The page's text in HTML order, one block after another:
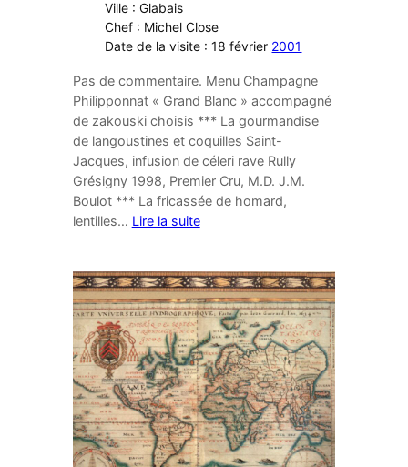
Ville : Glabais
Chef : Michel Close
Date de la visite : 18 février 2001
Pas de commentaire. Menu Champagne
Philipponnat « Grand Blanc » accompagné
de zakouski choisis *** La gourmandise
de langoustines et coquilles Saint-
Jacques, infusion de céleri rave Rully
Grésigny 1998, Premier Cru, M.D. J.M.
Boulot *** La fricassée de homard,
lentilles… Lire la suite